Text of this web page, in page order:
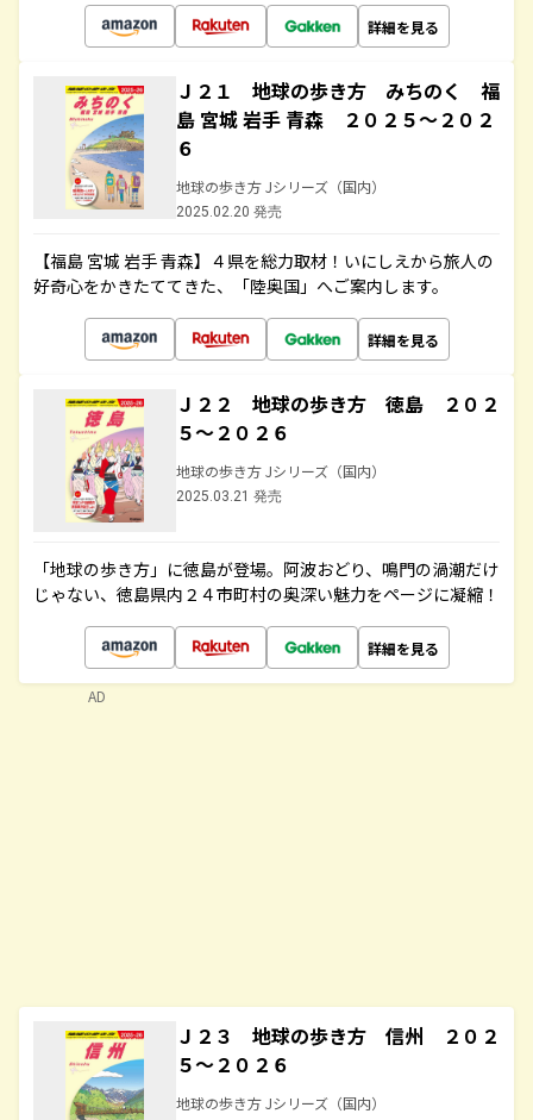
詳細を見る
Ｊ２１ 地球の歩き方 みちのく 福
島 宮城 岩手 青森 ２０２５～２０２
６
地球の歩き方 Jシリーズ（国内）
2025.02.20 発売
【福島 宮城 岩手 青森】４県を総力取材！いにしえから旅人の
好奇心をかきたててきた、「陸奥国」へご案内します。
詳細を見る
Ｊ２２ 地球の歩き方 徳島 ２０２
５～２０２６
地球の歩き方 Jシリーズ（国内）
2025.03.21 発売
「地球の歩き方」に徳島が登場。阿波おどり、鳴門の渦潮だけ
じゃない、徳島県内２４市町村の奥深い魅力をページに凝縮！
詳細を見る
Ｊ２３ 地球の歩き方 信州 ２０２
５～２０２６
地球の歩き方 Jシリーズ（国内）
AD